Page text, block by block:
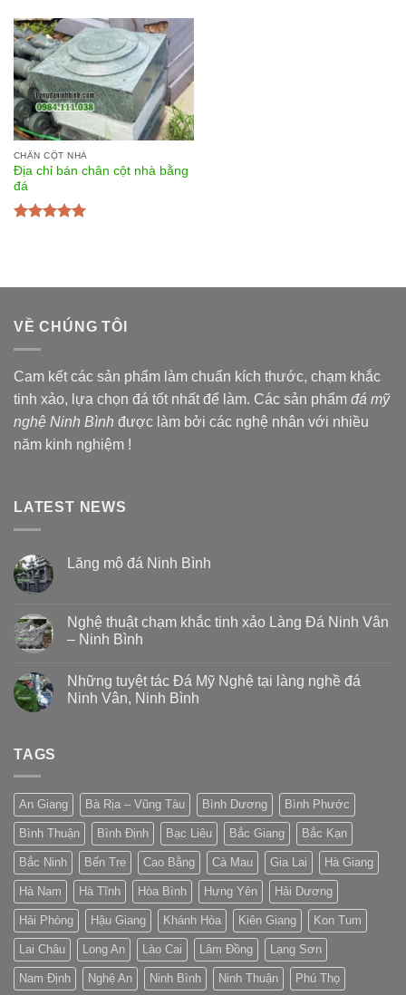
CHÂN CỘT NHÀ
Địa chỉ bán chân cột nhà bằng
đá
VỀ CHÚNG TÔI
Cam kết các sản phẩm làm chuẩn kích thước, chạm khắc
tinh xảo, lựa chọn đá tốt nhất để làm. Các sản phẩm đá mỹ
nghệ Ninh Bình được làm bởi các nghệ nhân với nhiều
năm kinh nghiệm !
LATEST NEWS
Lăng mộ đá Ninh Bình
Nghệ thuật chạm khắc tinh xảo Làng Đá Ninh Vân
– Ninh Bình
Những tuyệt tác Đá Mỹ Nghệ tại làng nghề đá
Ninh Vân, Ninh Bình
TAGS
An Giang Bà Rịa – Vũng Tàu Bình Dương Bình Phước
Bình Thuận Bình Định Bạc Liêu Bắc Giang Bắc Kạn
Bắc Ninh Bến Tre Cao Bằng Cà Mau Gia Lai Hà Giang
Hà Nam Hà Tĩnh Hòa Bình Hưng Yên Hải Dương
Hải Phòng Hậu Giang Khánh Hòa Kiên Giang Kon Tum
Lai Châu Long An Lào Cai Lâm Đồng Lạng Sơn
Nam Định Nghệ An Ninh Bình Ninh Thuận Phú Thọ